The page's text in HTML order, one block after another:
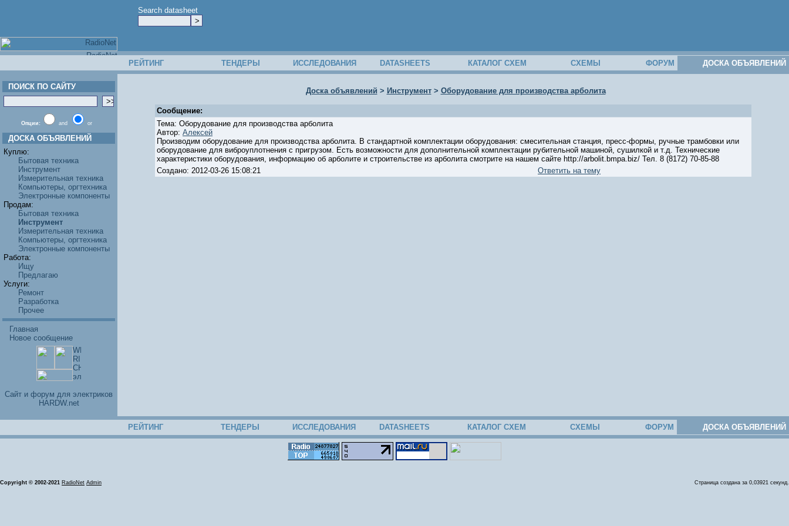
Search datasheet
РЕЙТИНГ ТЕНДЕРЫ ИССЛЕДОВАНИЯ DATASHEETS КАТАЛОГ СХЕМ СХЕМЫ ФОРУМ ДОСКА ОБЪЯВЛЕНИЙ
ПОИСК ПО САЙТУ
Опции: and or
ДОСКА ОБЪЯВЛЕНИЙ
Куплю:
Бытовая техника
Инструмент
Измерительная техника
Компьютеры, оргтехника
Электронные компоненты
Продам:
Бытовая техника
Инструмент
Измерительная техника
Компьютеры, оргтехника
Электронные компоненты
Работа:
Ищу
Предлагаю
Услуги:
Ремонт
Разработка
Прочее
Главная
Новое сообщение
Cайт и форум для электриков
HARDW.net
Доска объявлений > Инструмент> Оборудование для производства арболита
Сообщение:
Тема: Оборудование для производства арболита
Автор: Алексей
Производим оборудование для производства арболита. В стандартной комплектации оборудования: смесительная станция, пресс-формы, ручные трамбовки или
оборудование для виброуплотнения с пригрузом. Есть возможности для дополнительной комплектации рубительной машиной, сушилкой и т.д. Технические
характеристики оборудования, информацию об арболите и строительстве из арболита смотрите на нашем сайте http://arbolit.bmpa.biz/ Тел. 8 (8172) 70-85-88
Создано: 2012-03-26 15:08:21
Ответить на тему
РЕЙТИНГ ТЕНДЕРЫ ИССЛЕДОВАНИЯ DATASHEETS КАТАЛОГ СХЕМ СХЕМЫ ФОРУМ ДОСКА ОБЪЯВЛЕНИЙ
Copyright © 2002-2021 RadioNet Admin Страница создана за 0,03921 секунд.